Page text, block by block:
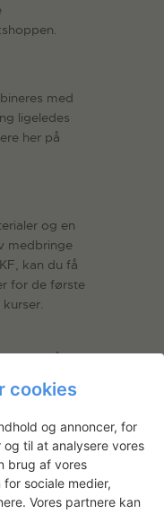
med
ligeledes
her på
og en
medbringe
kan du få
for de første
andet, så
.
til at aflyse
til
cookies
og annoncer, for
til at analysere vores
brug af vores
sociale medier,
Vores partnere kan